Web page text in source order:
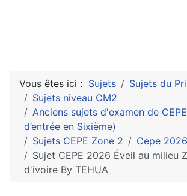
Vous êtes ici : Sujets
Sujets du
Sujets niveau CM2
Anciens sujets d'examen de
d’entrée en Sixième)
Sujets CEPE Zone 2
Cepe 2026
Sujet CEPE 2026 Éveil au milieu
d'ivoire By TEHUA